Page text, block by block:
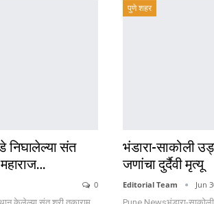
निघालेल्या संत
0
केलेल्या संत श्री तुकाराम
पुणे शहर
भंडारा-साकोली
जणांचा दुर्दैवी मृत्यू
Editorial Team Jun
Pune Newsभंडारा-